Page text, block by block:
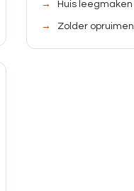
Huis leegmaken
Zolder opruimen